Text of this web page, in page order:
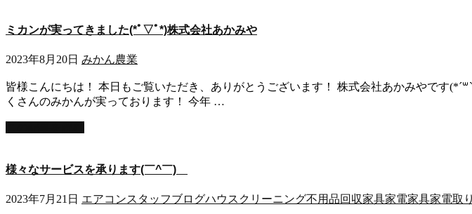
ミカンが実ってきました(*ﾟ▽ﾟ*)株式会社あかみや
2023年8月20日 みかん農業
皆様こんにちは！ 本日もご覧いただき、ありがとうございます！ 株式会社あかみやです
くさんのみかんが実っております！ 今年 …
様々なサービスを承ります(￣^￣)ゞ
2023年7月21日 エアコンスタッフブログハウスクリーニング不用品回収家具家電家具家電取